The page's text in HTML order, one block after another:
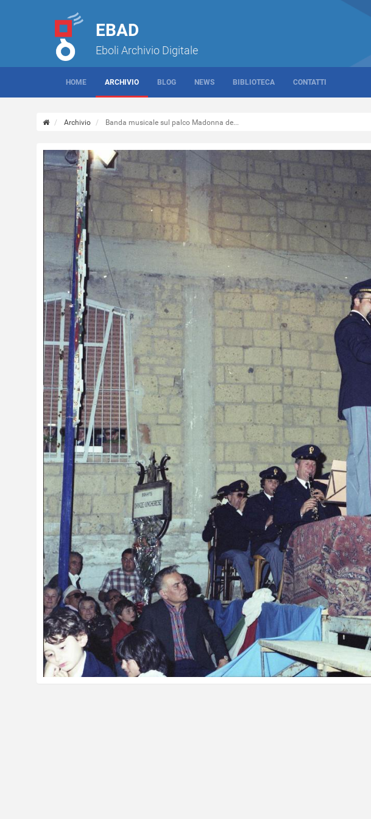
EBAD
Eboli Archivio Digitale
HOME ARCHIVIO BLOG NEWS BIBLIOTECA CONTATTI
Archivio Banda musicale sul palco Madonna de...